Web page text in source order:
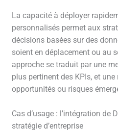
La capacité à déployer
personnalisés permet aux
décisions basées sur des
soient en déplacement ou au
approche se traduit par une
plus pertinent des KPIs, et
opportunités ou risques
Cas d’usage : l’intégration de
stratégie d’entreprise